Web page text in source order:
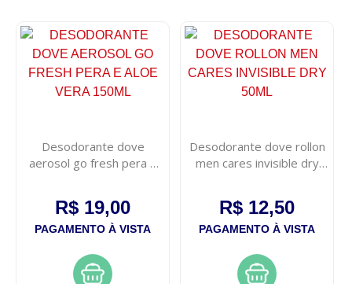
Desodorante dove
aerosol go fresh pera e
R$ 19,00
PAGAMENTO À VISTA
Desodorante dove rollon
men cares invisible dry
R$ 12,50
PAGAMENTO À VISTA